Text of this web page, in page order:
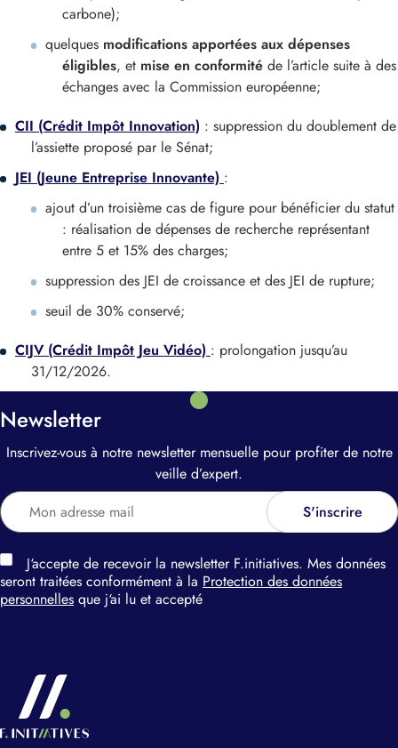
carbone);
quelques modifications apportées aux dépenses
éligibles, et mise en conformité de l’article suite à des
échanges avec la Commission européenne;
CII (Crédit Impôt Innovation) : suppression du doublement de
l’assiette proposé par le Sénat;
JEI (Jeune Entreprise Innovante) :
ajout d’un troisième cas de figure pour bénéficier du statut
: réalisation de dépenses de recherche représentant
entre 5 et 15% des charges;
suppression des JEI de croissance et des JEI de rupture;
seuil de 30% conservé;
CIJV (Crédit Impôt Jeu Vidéo) : prolongation jusqu’au
31/12/2026.
Newsletter
Inscrivez-vous à notre newsletter mensuelle pour profiter de notre
veille d’expert.
J‘accepte de recevoir la newsletter F.initiatives. Mes données
seront traitées conformément à la Protection des données
personnelles que j‘ai lu et accepté